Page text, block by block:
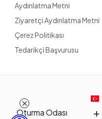
Aydınlatma Metni
Ziyaretçi Aydınlatma Metni
Çerez Politikası
Tedarikçi Başvurusu
Oturma Odası